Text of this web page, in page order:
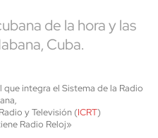
de la hora y las
Cuba.
integra el Sistema de la Radio
y Televisión (ICRT)
Radio Reloj»